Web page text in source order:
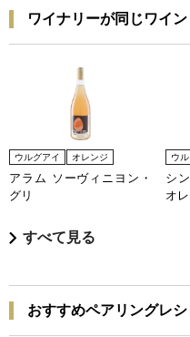
ワイナリーが同じワイン
ウルグアイ オレンジ
アラム ソーヴィニヨン・
グリ
ウ
シ
オ
すべて見る
おすすめペアリングレ